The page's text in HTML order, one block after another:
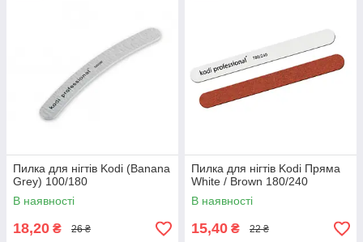
Пилка для нігтів Kodi (Banana
Grey) 100/180
В наявності
18,20 ₴ 26 ₴
Пилка для нігтів Kodi Пряма
White / Brown 180/240
В наявності
15,40 ₴ 22 ₴